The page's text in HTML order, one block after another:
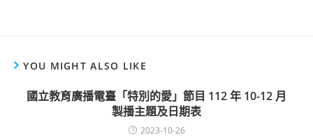
YOU MIGHT ALSO LIKE
國立教育廣播電臺「特別的愛」節目 112 年 10-12 月
製播主題及日期表
2023-10-26